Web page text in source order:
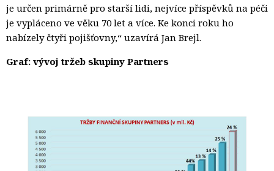
je určen primárně pro starší lidi, nejvíce příspěvků na péči
je vypláceno ve věku 70 let a více. Ke konci roku ho
nabízely čtyři pojišťovny,“ uzavírá Jan Brejl.
Graf: vývoj tržeb skupiny Partners